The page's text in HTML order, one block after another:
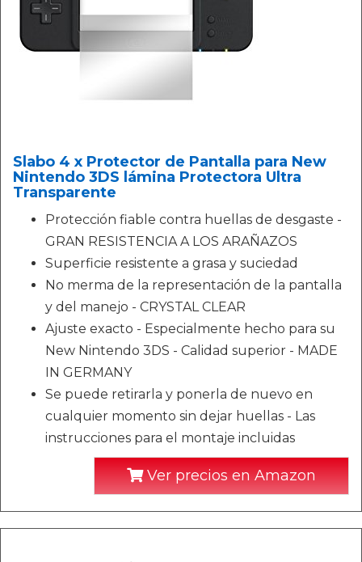
Slabo 4 x Protector de Pantalla para New
Nintendo 3DS lámina Protectora Ultra
Transparente
Protección fiable contra huellas de desgaste -
GRAN RESISTENCIA A LOS ARAÑAZOS
Superficie resistente a grasa y suciedad
No merma de la representación de la pantalla
y del manejo - CRYSTAL CLEAR
Ajuste exacto - Especialmente hecho para su
New Nintendo 3DS - Calidad superior - MADE
IN GERMANY
Se puede retirarla y ponerla de nuevo en
cualquier momento sin dejar huellas - Las
instrucciones para el montaje incluidas
Ver precios en Amazon